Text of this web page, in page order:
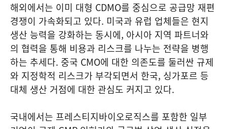
해외에서는 이미 대형 CDMO를 중심으로 공급망 재편
경쟁이 가속화되고 있다. 미국과 유럽 업체들은 현지
생산 능력을 강화하는 동시에, 아시아 지역 파트너와
의 협력을 통해 비용과 리스크를 나누는 전략을 병행
하는 추세다. 중국 CMO에 대한 의존도를 둘러싼 규제
와 지정학적 리스크가 부각되면서 한국, 싱가포르 등
대체 생산 거점에 대한 관심도 커지고 있다.
국내에서는 프레스티지바이오로직스를 포함한 일부